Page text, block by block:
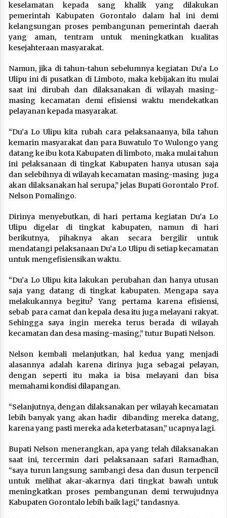
keselamatan kepada sang khalik yang dilakukan
pemerintah Kabupaten Gorontalo dalam hal ini demi
kelangsungan proses pembangunan pemerintah daerah
yang aman, tentram untuk meningkatkan kualitas
kesejahteraan masyarakat.
Namun, jika di tahun-tahun sebelumnya kegiatan Du’a Lo
Ulipu ini di pusatkan di Limboto, maka kebijakan itu mulai
saat ini dirubah dan dilaksanakan di wilayah masing-
masing kecamatan demi efisiensi waktu mendekatkan
pelayanan kepada masyarakat.
“Du’a Lo Ulipu kita rubah cara pelaksanaanya, bila tahun
kemarin masyarakat dan para Buwatulo To Wulongo yang
datang ke ibu kota Kabupaten di limboto, maka mulai tahun
ini pelaksanaan di tingkat Kabupaten hanya utusan saja
dan selebihnya di wilayah kecamatan masing-masing juga
akan dilaksanakan hal serupa,” jelas Bupati Gorontalo Prof.
Nelson Pomalingo.
Dirinya menyebutkan, di hari pertama kegiatan Du’a Lo
Ulipu digelar di tingkat kabupaten, namun di hari
berikutnya, pihaknya akan secara bergilir untuk
mendatangi pelaksanaan Du’a Lo Ulipu di setiap kecamatan
untuk mengefisiensikan waktu.
“Du’a Lo Ulipu kita lakukan perubahan dan hanya utusan
saja yang datang di tingkat kabupaten. Mengapa saya
melakukannya begitu? Yang pertama karena efisiensi,
sebab para camat dan kepala desa itu juga melayani rakyat.
Sehingga saya ingin mereka terus berada di wilayah
kecamatan dan desa masing-masing,” tutur Bupati Nelson.
Nelson kembali melanjutkan, hal kedua yang menjadi
alasannya adalah karena dirinya juga sebagai pelayan,
dengan seperti itu maka ia bisa melayani dan bisa
memahami kondisi dilapangan.
“Selanjutnya, dengan dilaksanakan per wilayah kecamatan
lebih banyak yang akan hadir dibanding mereka datang,
karena yang pasti mereka ada keterbatasan,” ucapnya lagi.
Bupati Nelson menerangkan, apa yang telah dilaksanakan
saat ini, tercermin dari pelaksanaan safari Ramadhan,
“saya turun langsung sambangi desa dan dusun terpencil
untuk melihat akar-akarnya dari tingkat bawah untuk
meningkatkan proses pembangunan demi terwujudnya
Kabupaten Gorontalo lebih baik lagi,” tandasnya.